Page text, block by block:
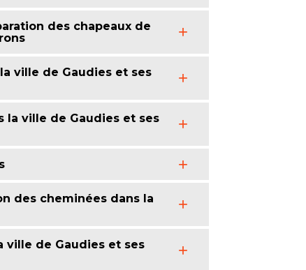
des chapeaux de
ville de Gaudies et ses
la ville de Gaudies et ses
des cheminées dans la
ville de Gaudies et ses